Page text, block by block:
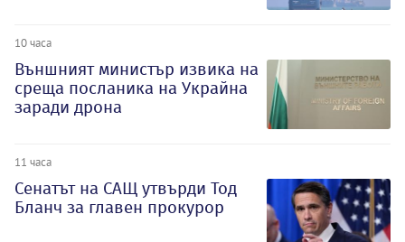
10 часа
Външният министър извика на
среща посланика на Украйна
заради дрона
11 часа
Сенатът на САЩ утвърди Тод
Бланч за главен прокурор